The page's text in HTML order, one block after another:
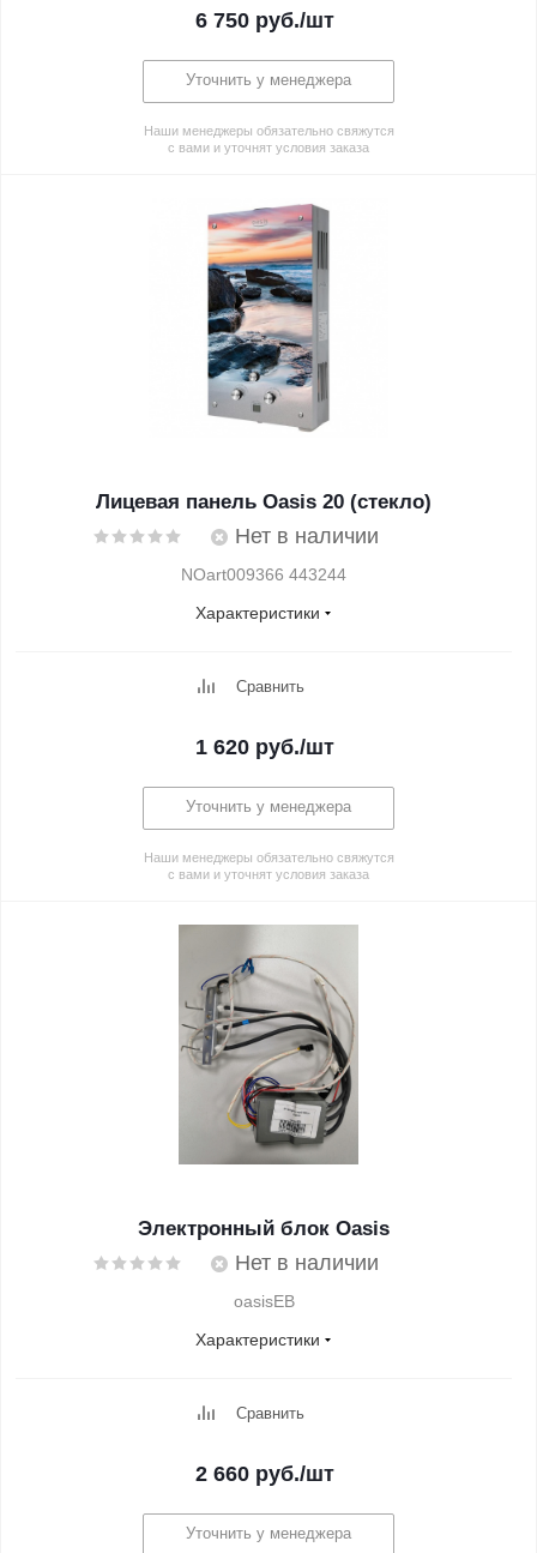
6 750руб./шт
Уточнить у менеджера
Наши менеджеры обязательно свяжутся
с вами и уточнят условия заказа
Лицевая панель Oasis 20 (стекло)
Нет в наличии
NOart009366 443244
Характеристики
Сравнить
1 620руб./шт
Уточнить у менеджера
Наши менеджеры обязательно свяжутся
с вами и уточнят условия заказа
Электронный блок Oasis
Нет в наличии
oasisEB
Характеристики
Сравнить
2 660руб./шт
Уточнить у менеджера